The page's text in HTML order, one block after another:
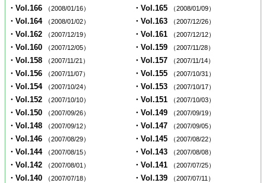
・Vol.166 （2008/01/16） ・Vol.165 （2008/01/09）
・Vol.164 （2008/01/02） ・Vol.163 （2007/12/26）
・Vol.162 （2007/12/19） ・Vol.161 （2007/12/12）
・Vol.160 （2007/12/05） ・Vol.159 （2007/11/28）
・Vol.158 （2007/11/21） ・Vol.157 （2007/11/14）
・Vol.156 （2007/11/07） ・Vol.155 （2007/10/31）
・Vol.154 （2007/10/24） ・Vol.153 （2007/10/17）
・Vol.152 （2007/10/10） ・Vol.151 （2007/10/03）
・Vol.150 （2007/09/26） ・Vol.149 （2007/09/19）
・Vol.148 （2007/09/12） ・Vol.147 （2007/09/05）
・Vol.146 （2007/08/29） ・Vol.145 （2007/08/22）
・Vol.144 （2007/08/15） ・Vol.143 （2007/08/08）
・Vol.142 （2007/08/01） ・Vol.141 （2007/07/25）
・Vol.140 （2007/07/18） ・Vol.139 （2007/07/11）